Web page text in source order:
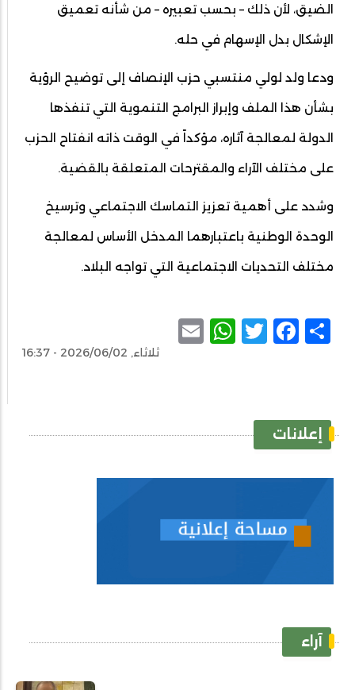
الضيق، لأن ذلك – بحسب تعبيره – من شأنه تعميق
الإشكال بدل الإسهام في حله.
ودعا ولد لولي منتسبي حزب الإنصاف إلى توضيح الرؤية
بشأن هذا الملف وإبراز البرامج التنموية التي تنفذها
الدولة لمعالجة آثاره، مؤكداً في الوقت ذاته انفتاح الحزب
على مختلف الآراء والمقترحات المتعلقة بالقضية.
وشدد على أهمية تعزيز التماسك الاجتماعي وترسيخ
الوحدة الوطنية باعتبارهما المدخل الأساس لمعالجة
مختلف التحديات الاجتماعية التي تواجه البلاد.
Share
Facebook
Twitter
WhatsApp
ثلاثاء, 2026/06/02 - 16:37
إعلانات
آراء